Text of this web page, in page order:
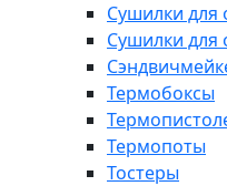
Сушилки для
Сушилки для
Термобоксы
Термопоты
Тостеры